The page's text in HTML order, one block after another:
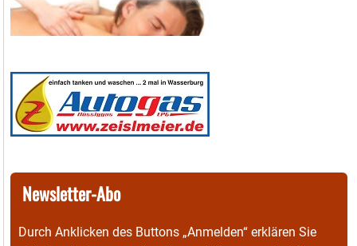
Newsletter-Abo
Durch Anklicken des Buttons „Anmelden“ erklären Sie